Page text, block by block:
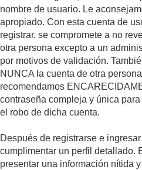
nombre de usuario. Le
apropiado. Con esta cuenta de
registrar, se compromete a no
otra persona excepto a un
por motivos de validación.
NUNCA la cuenta de otra
recomendamos
contraseña compleja y única
el robo de dicha cuenta.
Después de registrarse e
cumplimentar un perfil detallado.
presentar una información nítida